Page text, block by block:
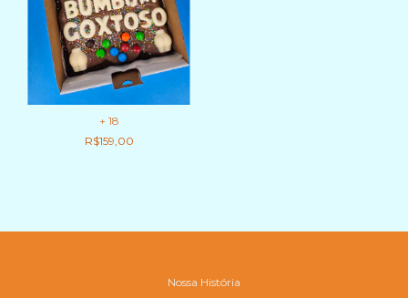
+ 18
R$159,00
Nossa História